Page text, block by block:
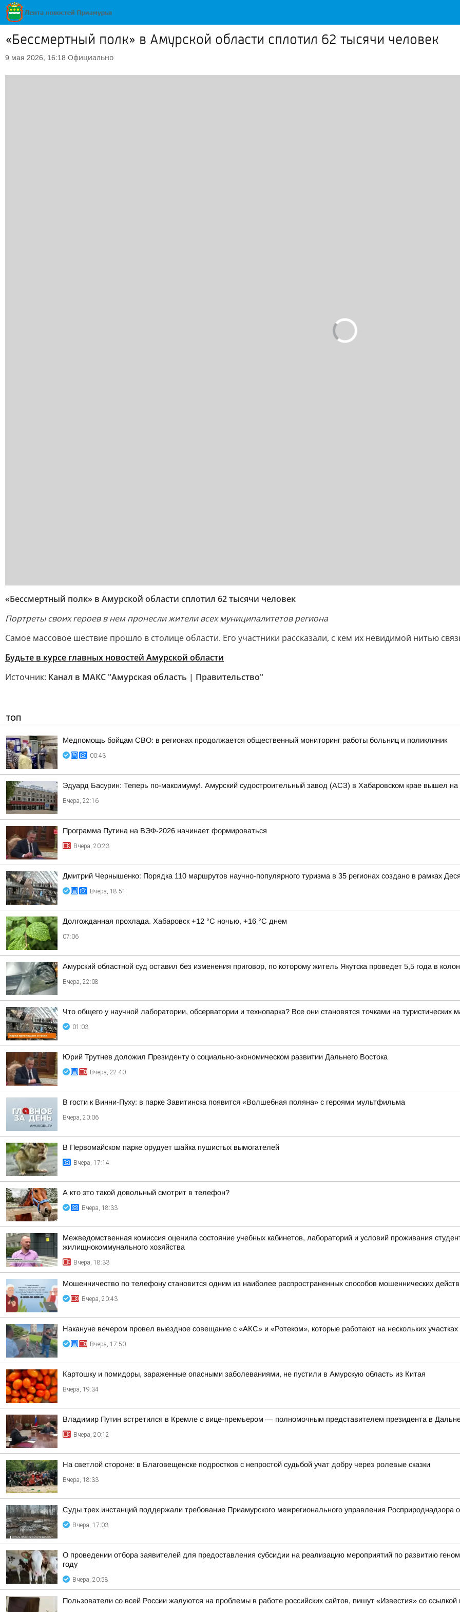
«Бессмертный полк» в Амурской области сплотил 62 тысячи человек
9 мая 2026, 16:18 Официально
«Бессмертный полк» в Амурской области сплотил 62 тысячи человек
Портреты своих героев в нем пронесли жители всех муниципалитетов региона
Самое массовое шествие прошло в столице области. Его участники рассказали, с кем их невидимой нитью
Будьте в курсе главных новостей Амурской области
Источник: Канал в МАКС "Амурская область | Правительство"
ТОП
Медпомощь бойцам СВО: в регионах продолжается общественный мониторинг работы больниц и поликлиник
00:43
Эдуард Басурин: Теперь по-максимуму!. Амурский судостроительный завод (АСЗ) в Хабаровском крае вышел на
Вчера, 22:16
Программа Путина на ВЭФ-2026 начинает формироваться
Вчера, 20:23
Дмитрий Чернышенко: Порядка 110 маршрутов научно-популярного туризма в 35 регионах создано в рамках
Вчера, 18:51
Долгожданная прохлада. Хабаровск +12 °C ночью, +16 °C днем
07:06
Амурский областной суд оставил без изменения приговор, по которому житель Якутска проведет 5,5 года в
Вчера, 22:08
Что общего у научной лаборатории, обсерватории и технопарка? Все они становятся точками на туристических
01:03
Юрий Трутнев доложил Президенту о социально-экономическом развитии Дальнего Востока
Вчера, 22:40
В гости к Винни-Пуху: в парке Завитинска появится «Волшебная поляна» с героями мультфильма
Вчера, 20:06
В Первомайском парке орудует шайка пушистых вымогателей
Вчера, 17:14
А кто это такой довольный смотрит в телефон?
Вчера, 18:33
Межведомственная комиссия оценила состояние учебных кабинетов, лабораторий и условий проживания
жилищнокоммунального хозяйства
Вчера, 18:33
Мошенничество по телефону становится одним из наиболее распространенных способов мошеннических
Вчера, 20:43
Накануне вечером провел выездное совещание с «АКС» и «Ротеком», которые работают на нескольких
Вчера, 17:50
Картошку и помидоры, зараженные опасными заболеваниями, не пустили в Амурскую область из Китая
Вчера, 19:34
Владимир Путин встретился в Кремле с вице-премьером — полномочным представителем президента в
Вчера, 20:12
На светлой стороне: в Благовещенске подростков с непростой судьбой учат добру через ролевые сказки
Вчера, 18:33
Суды трех инстанций поддержали требование Приамурского межрегионального управления
Вчера, 17:03
О проведении отбора заявителей для предоставления субсидии на реализацию мероприятий по развитию
году
Вчера, 20:58
Пользователи со всей России жалуются на проблемы в работе российских сайтов, пишут «Известия» со